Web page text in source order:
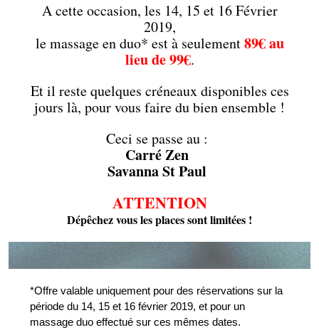
A cette occasion, les 14, 15 et 16 Février
2019,
le massage en duo* est à seulement89€ au
lieu de 99€.
Et il reste quelques créneaux disponibles ces
jours là, pour vous faire du bien ensemble !
Ceci se passe au :
Carré Zen
Savanna St Paul
ATTENTION
Dépêchez vous les places sont limitées !
*Offre valable uniquement pour des réservations sur la
période du 14, 15 et 16 février 2019, et pour un
massage duo effectué sur ces mêmes dates.